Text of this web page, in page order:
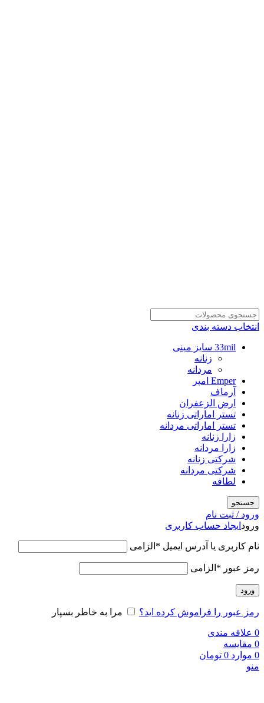
انتخاب دسته بندی
33mil سایز مینی
زنانه
مردانه
Emper امپر
آرماف
ارض الزعفران
تستر اماراتی زنانه
تستر اماراتی مردانه
زارا زنانه
زارا مردانه
شرکتی زنانه
شرکتی مردانه
لطافه
جستجو
ورود / ثبت نام
ورود ایجاد حساب کاربری
نام کاربری یا آدرس ایمیل * الزامی
رمز عبور * الزامی
ورود
رمز عبور را فراموش کرده اید؟ مرا به خاطر بسپار
0 علاقه مندی
0 مقایسه
0 موارد 0 تومان
منو